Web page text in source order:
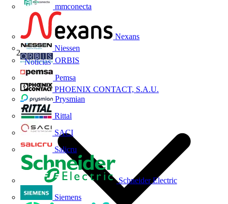
mmconecta
Nexans
Niessen
ORBIS
Pemsa
PHOENIX CONTACT, S.A.U.
Prysmian
Rittal
SACI
Salicru
Schneider Electric
Siemens
Noticias